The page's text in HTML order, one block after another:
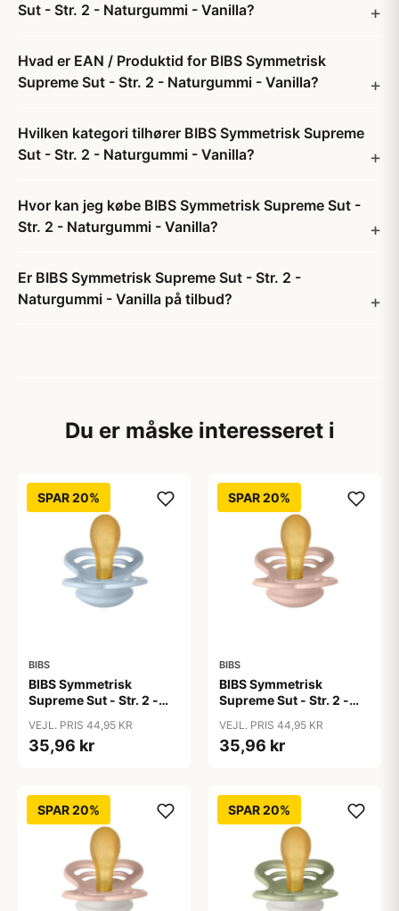
Sut - Str. 2 - Naturgummi - Vanilla?
Hvad er EAN / Produktid for BIBS Symmetrisk
Supreme Sut - Str. 2 - Naturgummi - Vanilla?
Hvilken kategori tilhører BIBS Symmetrisk Supreme
Sut - Str. 2 - Naturgummi - Vanilla?
Hvor kan jeg købe BIBS Symmetrisk Supreme Sut -
Str. 2 - Naturgummi - Vanilla?
Er BIBS Symmetrisk Supreme Sut - Str. 2 -
Naturgummi - Vanilla på tilbud?
Du er måske interesseret i
SPAR 20%
BIBS
BIBS Symmetrisk
Supreme Sut - Str. 2 -
VEJL. PRIS 44,95 KR
35,96 kr
SPAR 20%
BIBS
BIBS Symmetrisk
Supreme Sut - Str. 2 -
VEJL. PRIS 44,95 KR
35,96 kr
SPAR 20% SPAR 20%